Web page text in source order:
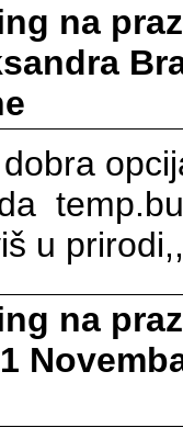
na
u
na